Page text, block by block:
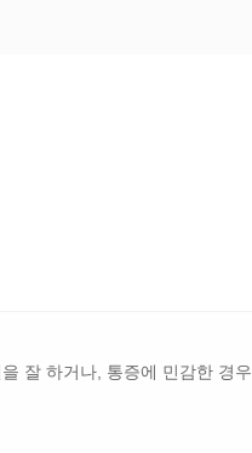
잘 하거나, 통증에 민감한 경우